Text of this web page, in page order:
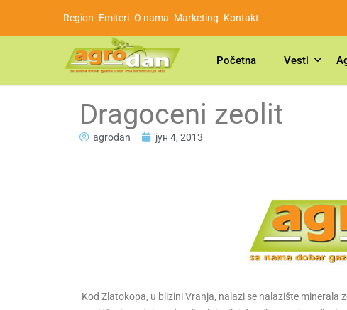
Region Emiteri O nama Marketing Kontakt
Početna Vesti
Dragoceni zeolit
agrodan јун 4, 2013
Kod Zlatokopa, u blizini Vranja, nalazi se nalazište